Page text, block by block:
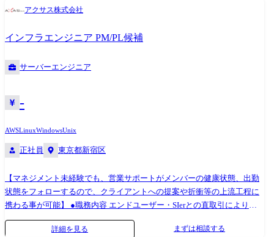
アクサス株式会社
インフラエンジニア PM/PL候補
サーバーエンジニア
-
AWSLinuxWindowsUnix
正社員 東京都新宿区
【マネジメント未経験でも、営業サポートがメンバーの健康状態、出勤
状態をフォローするので、クライアントへの提案や折衝等の上流工程に
携わる事が可能】 ●職務内容 エンドユーザー・SIerとの直取引により、
サーバー、ネットワークと幅広くインフラ支援を行っています。 将来的
にはPL/PM業務を行って頂き、当社の核となって頂ける方を募集してお
詳細を見る まずは相談する